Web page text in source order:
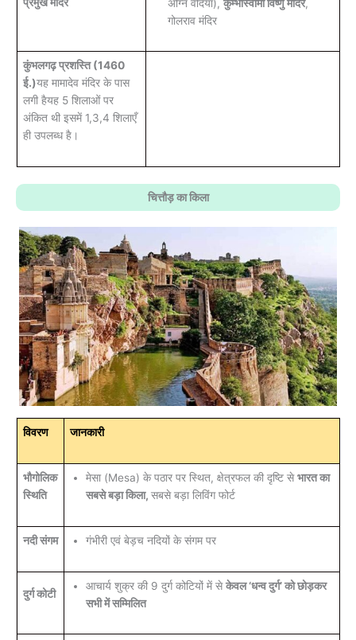
प्रमुख मंदिर अग्नि वेदियाँ), कुम्भास्वामी विष्णु मंदिर,
गोलराव मंदिर
कुंभलगढ़ प्रशस्ति (1460
ई.)यह मामादेव मंदिर के पास
लगी हैयह 5 शिलाओं पर
अंकित थी इसमें 1,3,4 शिलाएँ
ही उपलब्ध है।
चित्तौड़ का किला
विवरण जानकारी
भौगोलिक
स्थिति
मेसा (Mesa) के पठार पर स्थित, क्षेत्रफल की दृष्टि सेभारत का
सबसे बड़ा किला, सबसे बड़ा लिविंग फोर्ट
नदी संगम गंभीरी एवं बेड़च नदियों के संगम पर
दुर्ग कोटी
आचार्य शुक्र की 9 दुर्ग कोटियों में सेकेवल ‘धन्व दुर्ग’ को छोड़कर
सभी में सम्मिलित